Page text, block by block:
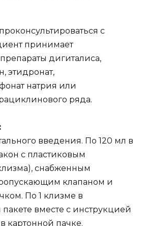
с
принимает
дигиталиса,
этидронат,
натрия или
ряда.
введения. По 120 мл в
с пластиковым
снабженным
клапаном и
По 1 клизме в
вместе с инструкцией
картонной пачке.